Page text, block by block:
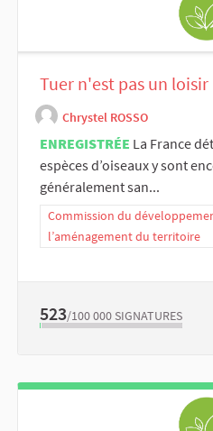
Tuer n'est pas un loisir
Chrystel ROSSO
ENREGISTRÉE La France
espèces d’oiseaux y sont
généralement san...
Commission du
l’aménagement du territoire
523/100 000 SIGNATURES